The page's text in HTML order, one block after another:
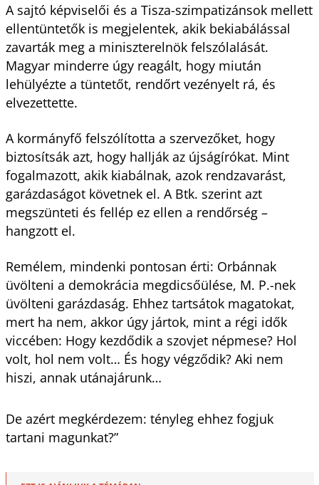
A sajtó képviselői és a Tisza-szimpatizánsok mellett
ellentüntetők is megjelentek, akik bekiabálással
zavarták meg a miniszterelnök felszólalását.
Magyar minderre úgy reagált, hogy miután
lehülyézte a tüntetőt, rendőrt vezényelt rá, és
elvezettette.
A kormányfő felszólította a szervezőket, hogy
biztosítsák azt, hogy hallják az újságírókat. Mint
fogalmazott, akik kiabálnak, azok rendzavarást,
garázdaságot követnek el. A Btk. szerint azt
megszünteti és fellép ez ellen a rendőrség –
hangzott el.
Remélem, mindenki pontosan érti: Orbánnak
üvölteni a demokrácia megdicsőülése, M. P.-nek
üvölteni garázdaság. Ehhez tartsátok magatokat,
mert ha nem, akkor úgy jártok, mint a régi idők
viccében: Hogy kezdődik a szovjet népmese? Hol
volt, hol nem volt… És hogy végződik? Aki nem
hiszi, annak utánajárunk…
De azért megkérdezem: tényleg ehhez fogjuk
tartani magunkat?”